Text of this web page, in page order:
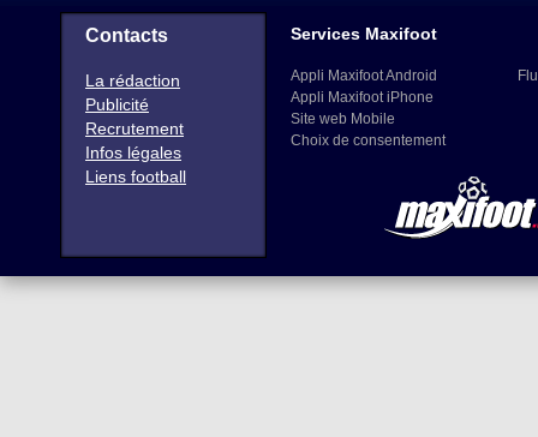
Contacts
La rédaction
Publicité
Recrutement
Infos légales
Liens football
Services Maxifoot
Appli Maxifoot Android
Appli Maxifoot iPhone
Site web Mobile
Choix de consentement